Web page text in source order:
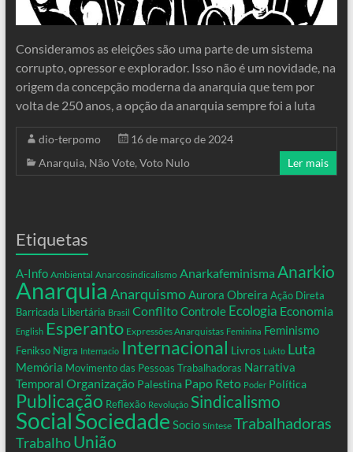
Consideramos as eleições são uma parte de um sistema
corrupto, opressor e explorador. Isso não é um novidade, na
origem da concepção moderna da anarquia que tem por
volta de 250 anos, a opção da anarquia sempre foi a luta
dio-terpomo
16 de março de 2024
Anarquia, Não Vote, Voto Nulo Ler mais
Etiquetas
A-Info Ambiental Anarcosindicalismo Anarkafeminisma Anarkio
Anarquia AnarquismoAurora Obreira Ação Direta
Barricada Libertária Brasil ConflitoControle Ecologia Economia
English Esperanto Expressões Anarquistas Feminina Feminismo
Fenikso Nigra Internacio Internacional Livros Lukto Luta
Memória Movimento das Pessoas Trabalhadoras Narrativa
Temporal Organização Palestina Papo Reto Poder Política
Publicação Reflexão Revolução Sindicalismo
SocialSociedade Socio Síntese Trabalhadoras
Trabalho União